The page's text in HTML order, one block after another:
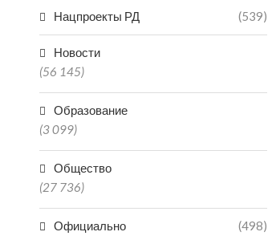
В «КОМАНДУ ДАГЕСТАНА»
ДАГЕСТАН
Нацпроекты РД (539)
Новости
(56 145)
Образование
(3 099)
Общество
(27 736)
Официально (498)